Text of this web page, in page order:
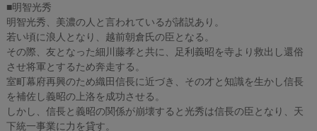
■明智光秀
明智光秀、美濃の人と言われているが諸説あり。
若い頃に浪人となり、越前朝倉氏の臣となる。
その際、友となった細川藤孝と共に、足利義昭を寺より救出し還俗
させ将軍とするため奔走する。
室町幕府再興のため織田信長に近づき、その才と知識を生かし信長
を補佐し義昭の上洛を成功させる。
しかし、信長と義昭の関係が崩壊すると光秀は信長の臣となり、天
下統一事業に力を貸す。